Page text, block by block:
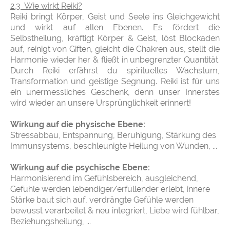
2.3 Wie wirkt Reiki?
Reiki bringt Körper, Geist und Seele ins Gleichgewicht
und wirkt auf allen Ebenen. Es fördert die
Selbstheilung, kräftigt Körper & Geist, löst Blockaden
auf, reinigt von Giften, gleicht die Chakren aus, stellt die
Harmonie wieder her & fließt in unbegrenzter Quantität.
Durch Reiki erfährst du spirituelles Wachstum,
Transformation und geistige Segnung. Reiki ist für uns
ein unermessliches Geschenk, denn unser Innerstes
wird wieder an unsere Ursprünglichkeit erinnert!
Wirkung auf die physische Ebene:
Stressabbau, Entspannung, Beruhigung, Stärkung des
Immunsystems, beschleunigte Heilung von Wunden, ...
Wirkung auf die psychische Ebene:
Harmonisierend im Gefühlsbereich, ausgleichend,
Gefühle werden lebendiger/erfüllender erlebt, innere
Stärke baut sich auf, verdrängte Gefühle werden
bewusst verarbeitet & neu integriert, Liebe wird fühlbar,
Beziehungsheilung, ...